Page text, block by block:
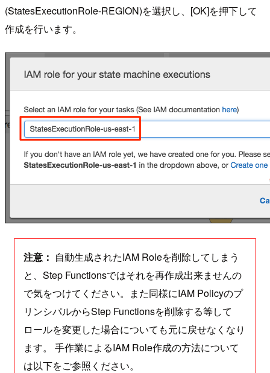
(StatesExecutionRole-REGION)を選択し、[OK]を押下して
作成を行います。
注意： 自動生成されたIAM Roleを削除してしまう
と、Step Functionsではそれを再作成出来ませんの
で気をつけてください。また同様にIAM Policyのプ
リンシパルからStep Functionsを削除する等して
ロールを変更した場合についても元に戻せなくなり
ます。 手作業によるIAM Role作成の方法について
は以下をご参照ください。